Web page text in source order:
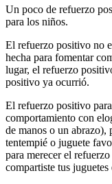
Un poco de refuerzo
para los niños.
El refuerzo positivo no
hecha para fomentar
lugar, el refuerzo
positivo ya ocurrió.
El refuerzo positivo
comportamiento con
de manos o un
tentempié o juguete
para merecer el
compartiste tus